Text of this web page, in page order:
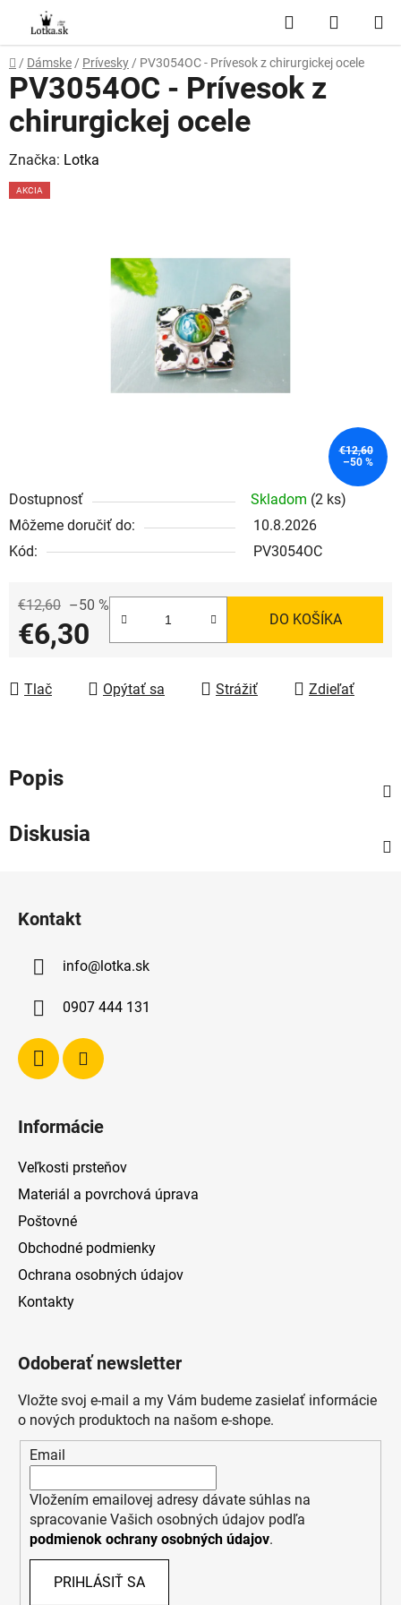
obsah
Hľadať
KOŠÍK
Domov
/ Dámske / Prívesky / PV3054OC - Prívesok z chirurgickej ocele
Dostupnosť Skladom (2 ks)
Môžeme doručiť do:
10.8.2026
Kód:
PV3054OC
€12,60 –50 %
€6,30 DO KOŠÍKA
Tlač Opýtať sa Strážiť Zdieľať
PV3054OC - Prívesok z
chirurgickej ocele
Značka: Lotka
AKCIA
€12,60
–50 %
Popis
Diskusia
Kontakt
info@lotka.sk
0907 444 131
Informácie
Veľkosti prsteňov
Materiál a povrchová úprava
Poštovné
Obchodné podmienky
Ochrana osobných údajov
Kontakty
Odoberať newsletter
Vložte svoj e-mail a my Vám budeme zasielať informácie
o nových produktoch na našom e-shope.
Email
Vložením emailovej adresy dávate súhlas na
spracovanie Vašich osobných údajov podľa
podmienok ochrany osobných údajov.
PRIHLÁSIŤ SA